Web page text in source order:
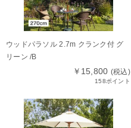
ウッドパラソル 2.7m クランク付 グ
リーン /B
￥15,800 (税込)
158ポイント